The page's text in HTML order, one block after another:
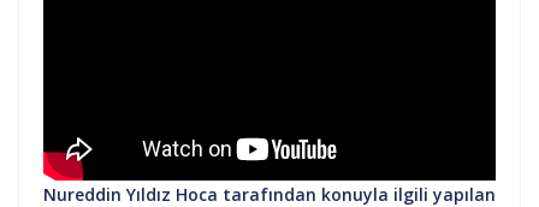
Nureddin Yıldız Hoca tarafından konuyla ilgili yapılan